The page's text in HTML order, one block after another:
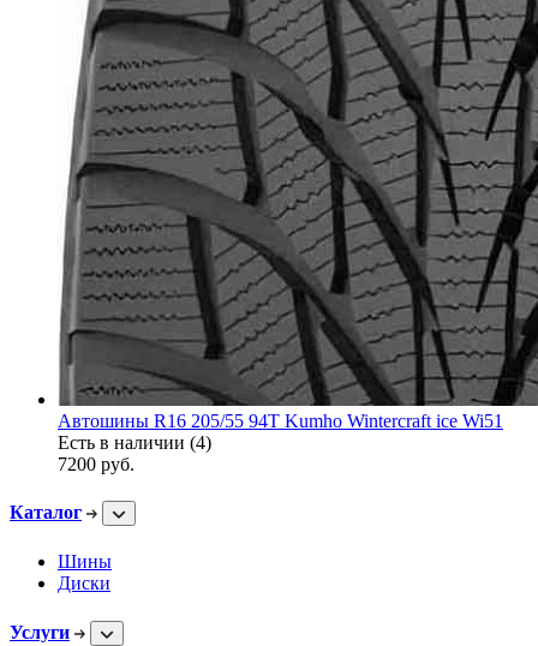
Автошины R16 205/55 94T Kumho Wintercraft ice Wi51
Есть в наличии (4)
7200 руб.
Каталог
Шины
Диски
Услуги